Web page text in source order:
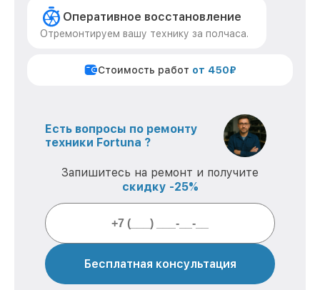
Оперативное восстановление
Отремонтируем вашу технику за полчаса.
Стоимость работ от 450₽
Есть вопросы по ремонту
техники Fortuna ?
Запишитесь на ремонт и получите
скидку -25%
Бесплатная консультация